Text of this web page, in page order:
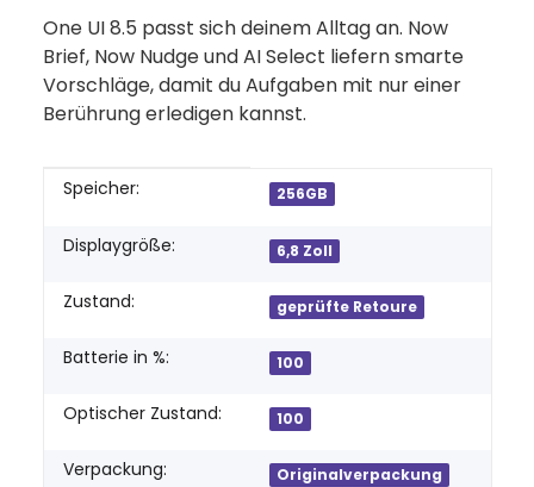
One UI 8.5 passt sich deinem Alltag an. Now
Brief, Now Nudge und AI Select liefern smarte
Vorschläge, damit du Aufgaben mit nur einer
Berührung erledigen kannst.
Produkteigenschaft
Wert
Speicher: 256GB
Displaygröße: 6,8 Zoll
Zustand: geprüfte Retoure
Batterie in %: 100
Optischer Zustand: 100
Verpackung: Originalverpackung